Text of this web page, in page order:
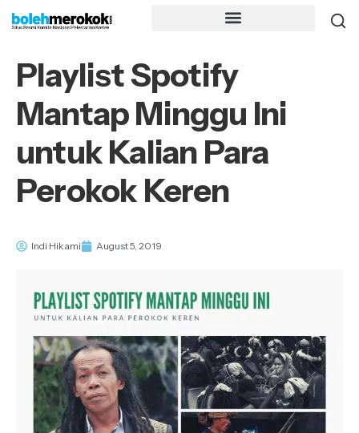
Playlist Spotify
Mantap Minggu Ini
untuk Kalian Para
Perokok Keren
Indi Hikami August 5, 2019